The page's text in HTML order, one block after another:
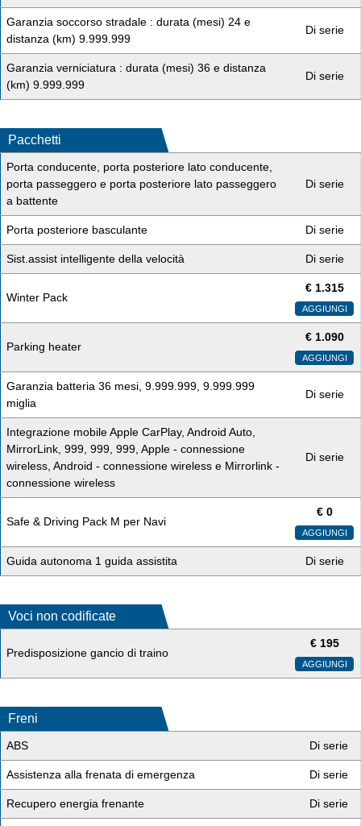
Garanzia soccorso stradale : durata (mesi) 24 e
distanza (km) 9.999.999
Di serie
Garanzia verniciatura : durata (mesi) 36 e distanza
(km) 9.999.999
Di serie
Pacchetti
Porta conducente, porta posteriore lato conducente,
porta passeggero e porta posteriore lato passeggero
a battente
Di serie
Porta posteriore basculante Di serie
Sist.assist intelligente della velocità Di serie
Winter Pack
€ 1.315
AGGIUNGI
Parking heater
€ 1.090
AGGIUNGI
Garanzia batteria 36 mesi, 9.999.999, 9.999.999
miglia
Di serie
Integrazione mobile Apple CarPlay, Android Auto,
MirrorLink, 999, 999, 999, Apple - connessione
wireless, Android - connessione wireless e Mirrorlink -
connessione wireless
Di serie
Safe & Driving Pack M per Navi
€ 0
AGGIUNGI
Guida autonoma 1 guida assistita Di serie
Voci non codificate
Predisposizione gancio di traino
€ 195
AGGIUNGI
Freni
ABS Di serie
Assistenza alla frenata di emergenza Di serie
Recupero energia frenante Di serie